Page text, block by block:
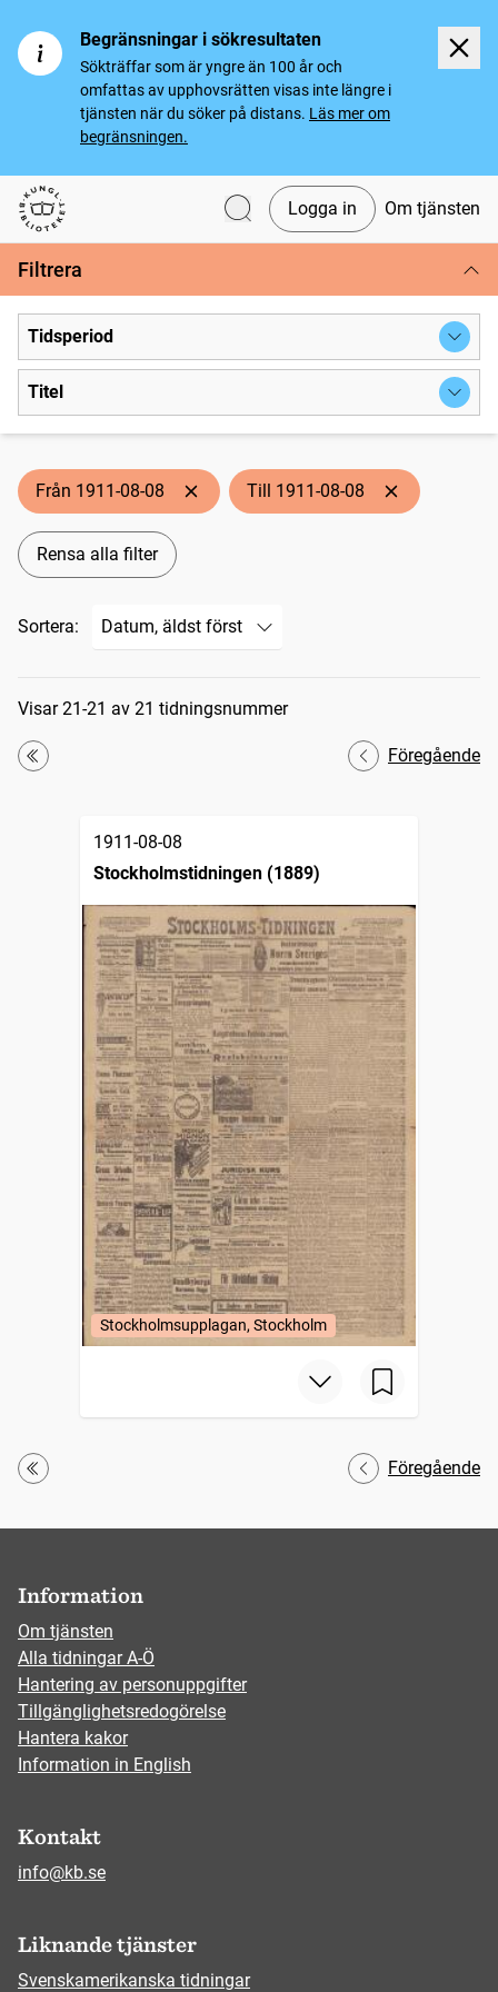
Begränsningar i sökresultaten
Sökträffar som är yngre än 100 år och
omfattas av upphovsrätten visas inte längre i
tjänsten när du söker på distans. Läs mer om
begränsningen.
Svenska tidningar
Logga in Om tjänsten
Filtrera
Tidsperiod
Titel
Från 1911-08-08 Till 1911-08-08
Rensa alla filter
Sortera:
Sökresultat
Visar 21-21 av 21 tidningsnummer
Första
Föregående
1911-08-08
Stockholmstidningen (1889)
Stockholmsupplagan, Stockholm
Första
Föregående
Information
Om tjänsten
Alla tidningar A-Ö
Hantering av personuppgifter
Tillgänglighetsredogörelse
Hantera kakor
Information in English
Kontakt
info@kb.se
Liknande tjänster
Svenskamerikanska tidningar